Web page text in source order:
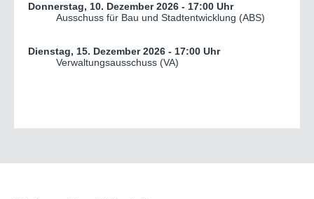
Donnerstag, 10. Dezember 2026 - 17:00 Uhr
Ausschuss für Bau und Stadtentwicklung (ABS)
Dienstag, 15. Dezember 2026 - 17:00 Uhr
Verwaltungsausschuss (VA)